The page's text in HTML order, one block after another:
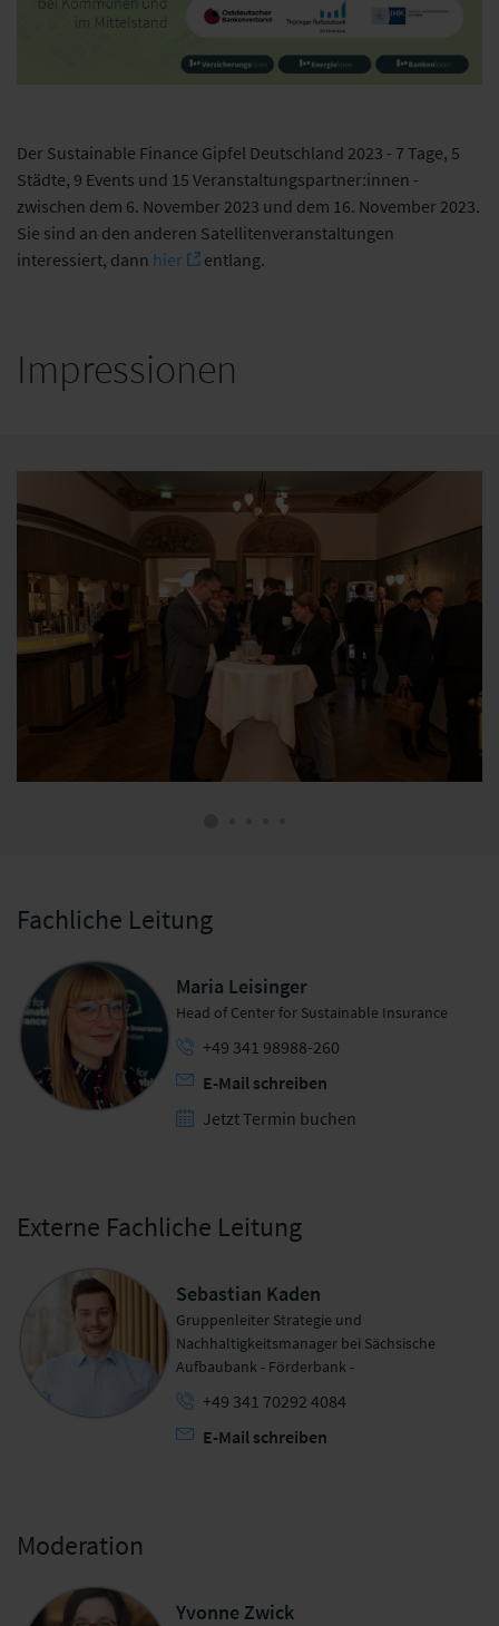
Der Sustainable Finance Gipfel Deutschland 2023 - 7 Tage, 5
Städte, 9 Events und 15 Veranstaltungspartner:innen -
zwischen dem 6. November 2023 und dem 16. November 2023.
Sie sind an den anderen Satellitenveranstaltungen
interessiert, dann hier entlang.
Impressionen
Fachliche Leitung
Maria Leisinger
Head of Center for Sustainable Insurance
+49 341 98988-260
E-Mail schreiben
Jetzt Termin buchen
Externe Fachliche Leitung
Sebastian Kaden
Gruppenleiter Strategie und
Nachhaltigkeitsmanager bei Sächsische
Aufbaubank - Förderbank -
+49 341 70292 4084
E-Mail schreiben
Moderation
Yvonne Zwick